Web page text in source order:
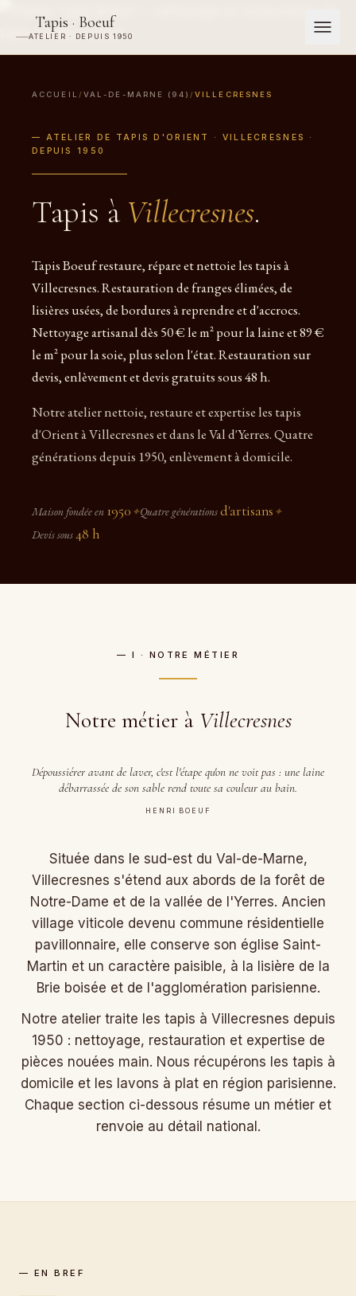
Tapis · Boeuf
ATELIER · DEPUIS 1950
ACCUEIL / VAL-DE-MARNE (94) / VILLECRESNES
— ATELIER DE TAPIS D'ORIENT · VILLECRESNES ·
DEPUIS 1950
Tapis à Villecresnes.
Tapis Boeuf restaure, répare et nettoie les tapis à
Villecresnes. Restauration de franges élimées, de
lisières usées, de bordures à reprendre et d'accrocs.
Nettoyage artisanal dès 50 € le m² pour la laine et 89 €
le m² pour la soie, plus selon l'état. Restauration sur
devis, enlèvement et devis gratuits sous 48 h.
Notre atelier nettoie, restaure et expertise les tapis
d'Orient à Villecresnes et dans le Val d'Yerres. Quatre
générations depuis 1950, enlèvement à domicile.
Maison fondée en 1950 ✦Quatre générationsd'artisans ✦
Devis sous48 h
— I · NOTRE MÉTIER
Notre métier à Villecresnes
Dépoussiérer avant de laver, c'est l'étape qu'on ne voit pas : une laine
débarrassée de son sable rend toute sa couleur au bain.
HENRI BOEUF
Située dans le sud-est du Val-de-Marne,
Villecresnes s'étend aux abords de la forêt de
Notre-Dame et de la vallée de l'Yerres. Ancien
village viticole devenu commune résidentielle
pavillonnaire, elle conserve son église Saint-
Martin et un caractère paisible, à la lisière de la
Brie boisée et de l'agglomération parisienne.
Notre atelier traite les tapis à Villecresnes depuis
1950 : nettoyage, restauration et expertise de
pièces nouées main. Nous récupérons les tapis à
domicile et les lavons à plat en région parisienne.
Chaque section ci-dessous résume un métier et
renvoie au détail national.
— EN BREF